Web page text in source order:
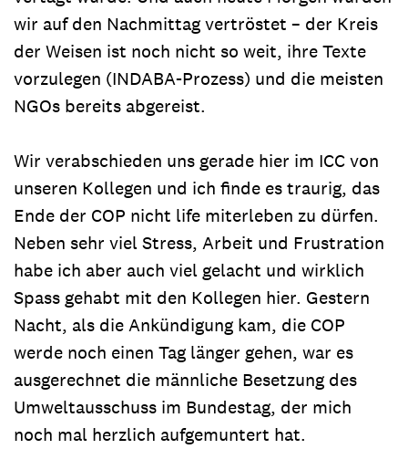
wir auf den Nachmittag vertröstet – der Kreis
der Weisen ist noch nicht so weit, ihre Texte
vorzulegen (INDABA-Prozess) und die meisten
NGOs bereits abgereist.
Wir verabschieden uns gerade hier im ICC von
unseren Kollegen und ich finde es traurig, das
Ende der COP nicht life miterleben zu dürfen.
Neben sehr viel Stress, Arbeit und Frustration
habe ich aber auch viel gelacht und wirklich
Spass gehabt mit den Kollegen hier. Gestern
Nacht, als die Ankündigung kam, die COP
werde noch einen Tag länger gehen, war es
ausgerechnet die männliche Besetzung des
Umweltausschuss im Bundestag, der mich
noch mal herzlich aufgemuntert hat.